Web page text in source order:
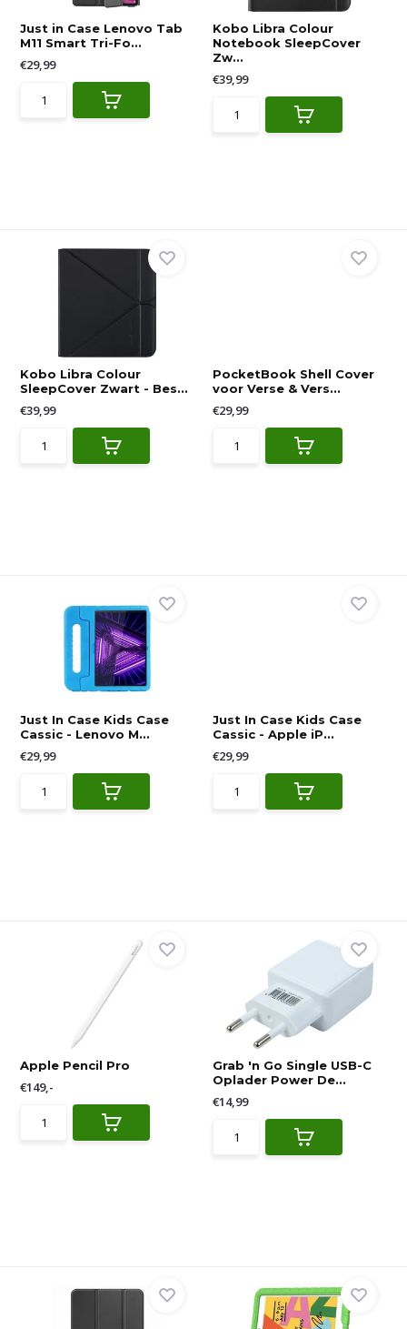
Just in Case Lenovo Tab
M11 Smart Tri-Fo...
€29,99
Kobo Libra Colour
Notebook SleepCover
Zw...
€39,99
Kobo Libra Colour
SleepCover Zwart - Bes...
€39,99
PocketBook Shell Cover
voor Verse & Vers...
€29,99
Just In Case Kids Case
Cassic - Lenovo M...
€29,99
Just In Case Kids Case
Cassic - Apple iP...
€29,99
Apple Pencil Pro
€149,-
Grab 'n Go Single USB-C
Oplader Power De...
€14,99